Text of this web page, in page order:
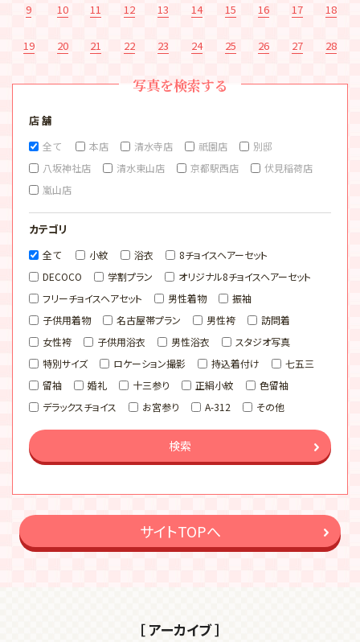
9 10 11 12 13 14 15 16 17 18
19 20 21 22 23 24 25 26 27 28
写真を検索する
店 舗
全て 本店 清水寺店 祇園店
別邸
八坂神社店
清水東山店 京都駅西店
伏見稲荷店
嵐山店
カテゴリ
全て 小紋 浴衣
8チョイスヘアーセット
DECOCO
学割プラン
オリジナル8チョイスヘアーセット
フリーチョイスヘアセット
男性着物
振袖
子供用着物
名古屋帯プラン 男性袴
訪問着
女性袴
子供用浴衣 男性浴衣
スタジオ写真
特別サイズ
ロケーション撮影 持込着付け
七五三
留袖
婚礼 十三参り 正絹小紋
色留袖
デラックスチョイス
お宮参り A-312 その他
検索
サイトTOPへ
［ アーカイブ ］